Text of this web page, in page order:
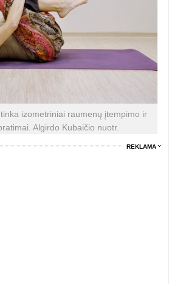
izometriniai raumenų įtempimo ir
Algirdo Kubaičio nuotr.
REKLAMA